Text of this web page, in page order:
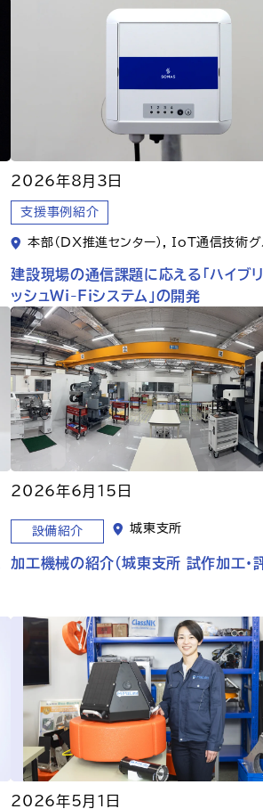
2026年8月3日
支援事例紹介
本部（DX推進センター）, IoT通信技術
建設現場の通信課題に応える「ハイブ
ッシュWi-Fiシステム」の開発
2026年6月15日
設備紹介 城東支所
加工機械の紹介（城東支所 試作加工・
2026年5月1日